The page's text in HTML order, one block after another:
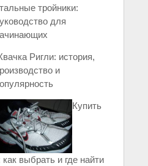
тройники:
для
Ригли: история,
и
Купить
выбрать и где найти